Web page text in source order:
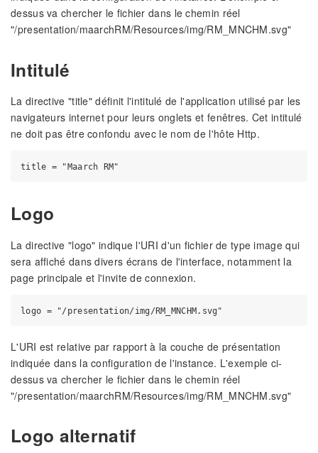
dessus va chercher le fichier dans le chemin réel
"/presentation/maarchRM/Resources/img/RM_MNCHM.svg"
Intitulé
La directive "title" définit l'intitulé de l'application utilisé par les
navigateurs internet pour leurs onglets et fenêtres. Cet intitulé
ne doit pas être confondu avec le nom de l'hôte Http.
Logo
La directive "logo" indique l'URI d'un fichier de type image qui
sera affiché dans divers écrans de l'interface, notamment la
page principale et l'invite de connexion.
L'URI est relative par rapport à la couche de présentation
indiquée dans la configuration de l'instance. L'exemple ci-
dessus va chercher le fichier dans le chemin réel
"/presentation/maarchRM/Resources/img/RM_MNCHM.svg"
Logo alternatif